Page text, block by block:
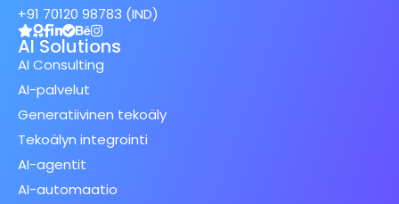
+91 70120 98783 (IND)
AI Solutions
AI Consulting
AI-palvelut
Generatiivinen tekoäly
Tekoälyn integrointi
AI-agentit
AI-automaatio